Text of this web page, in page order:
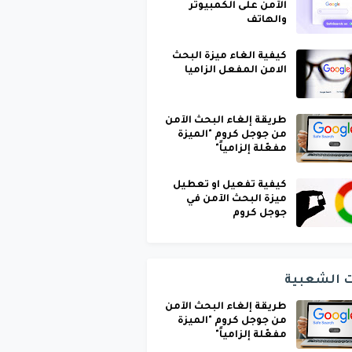
الآمن على الكمبيوتر
والهاتف
كيفية الغاء ميزة البحث
الامن المفعل الزاميا
طريقة إلغاء البحث الآمن
من جوجل كروم "الميزة
مفعّلة إلزامياً"
كيفية تفعيل او تعطيل
ميزة البحث الآمن في
جوجل كروم
الشعبية
طريقة إلغاء البحث الآمن
من جوجل كروم "الميزة
مفعّلة إلزامياً"